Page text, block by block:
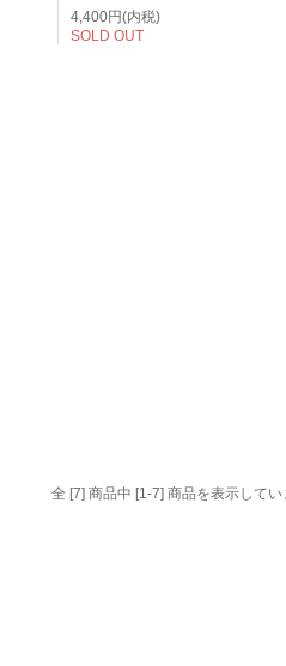
4,400円(内税)
SOLD OUT
全 [7] 商品中 [1-7] 商品を表示してい